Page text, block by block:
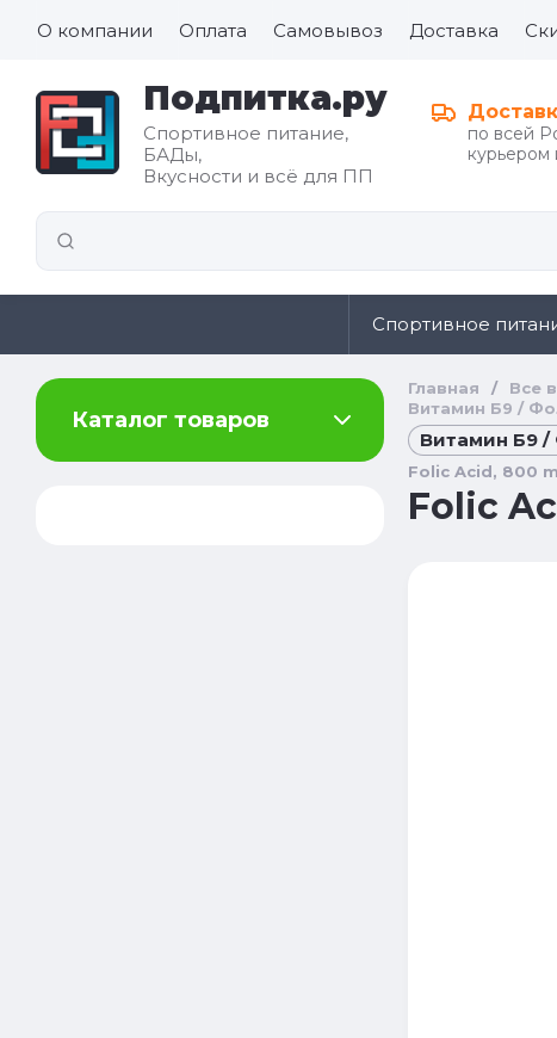
О компании Оплата Самовывоз Доставка
Подпитка.ру
Спортивное питание,
БАДы,
Вкусности и всё для ПП
по всей
курьером
Спортивное
Каталог товаров
Главная / Все
Витамин Б9 /
Витамин Б9 /
Folic Acid, 800
Folic
Все для
здорового
питания